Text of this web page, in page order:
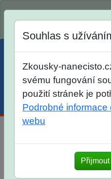
SŠ? Vaše ohlasy po
přijímacích zkouškách
Souhlas s
Zkousky-
svému fungování
použití stránek je
Podrobné
webu